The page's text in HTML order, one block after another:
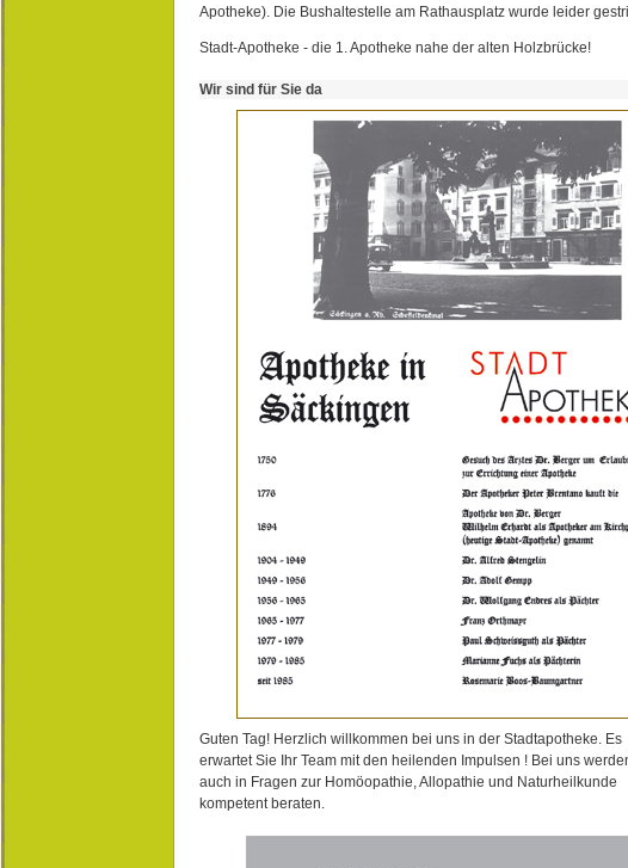
Apotheke). Die Bushaltestelle am Rathausplatz wurde leider
Stadt-Apotheke - die 1. Apotheke nahe der alten Holzbrücke!
Wir sind für Sie da
Guten Tag! Herzlich willkommen bei uns in der Stadtapotheke. Es
erwartet Sie Ihr Team mit den heilenden Impulsen ! Bei uns
auch in Fragen zur Homöopathie, Allopathie und Naturheilkunde
kompetent beraten.